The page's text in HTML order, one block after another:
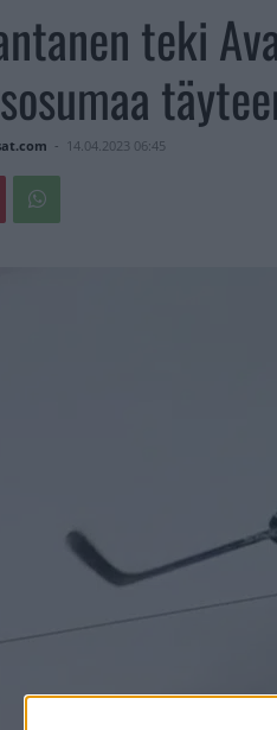
teki
- 14.04.2023 06:45